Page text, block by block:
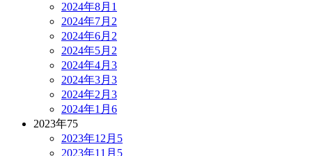
2024年8月 1
2024年7月 2
2024年6月 2
2024年5月 2
2024年4月 3
2024年3月 3
2024年2月 3
2024年1月 6
2023年75
2023年12月 5
2023年11月 5